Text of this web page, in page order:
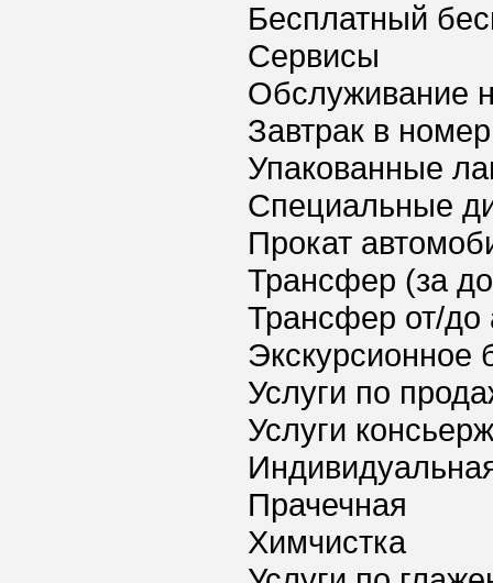
Бесплатный
Сервисы
Обслуживание
Завтрак в номер
Упакованные
Специальные
Прокат
Трансфер (за
Трансфер от/до
Экскурсионное
Услуги по
Услуги
Прачечная
Химчистка